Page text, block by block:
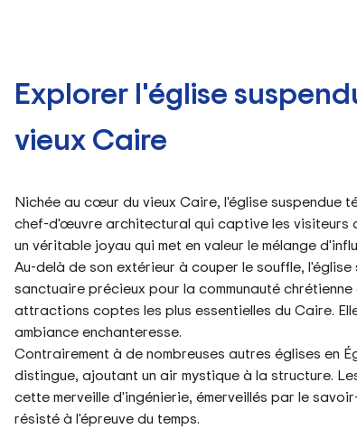
Explorer l'église
vieux Caire
Nichée au cœur du vieux Caire, l'église suspendue
chef-d'œuvre architectural qui captive les visiteurs
un véritable joyau qui met en valeur le mélange
Au-delà de son extérieur à couper le souffle,
sanctuaire précieux pour la communauté
attractions coptes les plus essentielles du Caire.
ambiance enchanteresse.
Contrairement à de nombreuses autres églises en
distingue, ajoutant un air mystique à la structure.
cette merveille d'ingénierie, émerveillés par le
résisté à l'épreuve du temps.